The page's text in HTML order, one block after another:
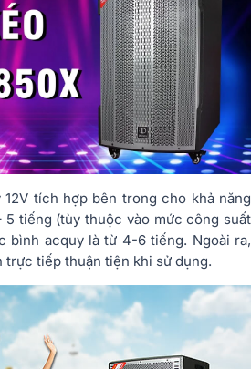
tích hợp bên trong cho khả năng
5 tiếng (tùy thuộc vào mức công suất
bình acquy là từ 4-6 tiếng. Ngoài ra,
trực tiếp thuận tiện khi sử dụng.